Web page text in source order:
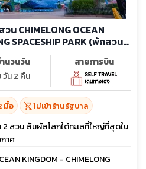
น CHIMELONG OCEAN
SPACESHIP PARK (พักสวน
นวนวัน
วัน 2 คืน
สายการบิน
มื้อ shopping_cart_offไม่เข้าร้านรัฐบาล
สวน สัมผัสโลกใต้ทะเลที่ใหญ่ที่สุดใน
าศ
KINGDOM - CHIMELONG